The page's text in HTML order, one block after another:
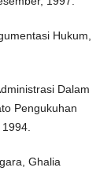
Hukum,
Dalam
Pengukuhan
Ghalia